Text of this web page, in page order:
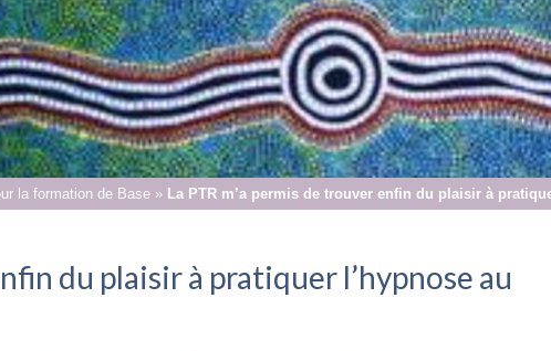
la formation de Base » La PTR m’a permis de trouver enfin du plaisir à
du plaisir à pratiquer l’hypnose au